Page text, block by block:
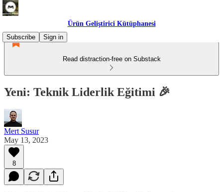
Ürün Geliştirici Kütüphanesi
Subscribe
Sign in
Read distraction-free on Substack
Yeni: Teknik Liderlik Eğitimi 🎉
Mert Susur
May 13, 2023
8